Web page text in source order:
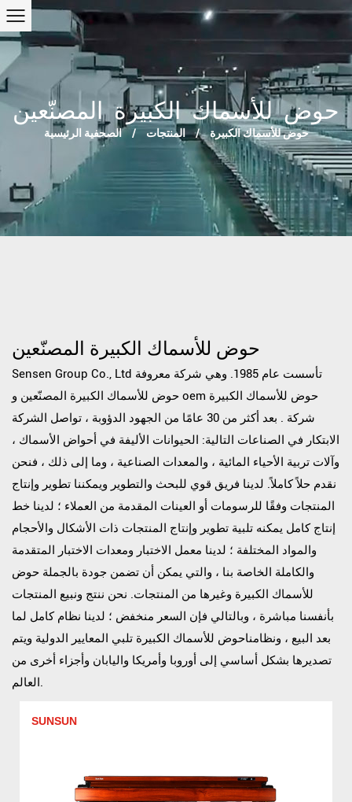
حوض للأسماك الكبيرة المصنّعين
الصحفية الرئيسية / المنتجات / حوض للأسماك الكبيرة
حوض للأسماك الكبيرة المصنّعين
Sensen Group Co., Ltd تأسست عام 1985. وهي شركة معروفة
حوض للأسماك الكبيرة المصنّعين oem حوض للأسماك الكبيرة
شركة
. بعد أكثر من 30 عامًا من الجهود الدؤوبة ، تواصل الشركة
الابتكار في الصناعات التالية: الحيوانات الأليفة في أحواض الأسماك ،
وآلات تربية الأحياء المائية ، والمعدات الصناعية ، وما إلى ذلك ، فنحن
نقدم حلاً كاملاً. لدينا فريق قوي للبحث والتطوير ويمكننا تطوير وإنتاج
المنتجات وفقًا للرسومات أو العينات المقدمة من العملاء ؛ لدينا خط
إنتاج كامل يمكنه تلبية تطوير وإنتاج المنتجات ذات الأشكال والأحجام
والمواد المختلفة ؛ لدينا معمل الاختبار ومعدات الاختبار المتقدمة
والكاملة الخاصة بنا ، والتي يمكن أن تضمن جودة بالجملة حوض
للأسماك الكبيرة وغيرها من المنتجات. نحن ننتج ونبيع المنتجات
بأنفسنا مباشرة ، وبالتالي فإن السعر منخفض ؛ لدينا نظام كامل لما
بعد البيع ، ونظامناحوض للأسماك الكبيرة تلبي المعايير الدولية ويتم
تصديرها بشكل أساسي إلى أوروبا وأمريكا واليابان وأجزاء أخرى من
العالم.
SUNSUN